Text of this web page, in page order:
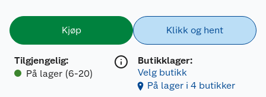
Kjøp
Tilgjengelig:
På lager (6-20)
Klikk og hent
Butikklager:
Velg butikk
På lager i 4 butikker